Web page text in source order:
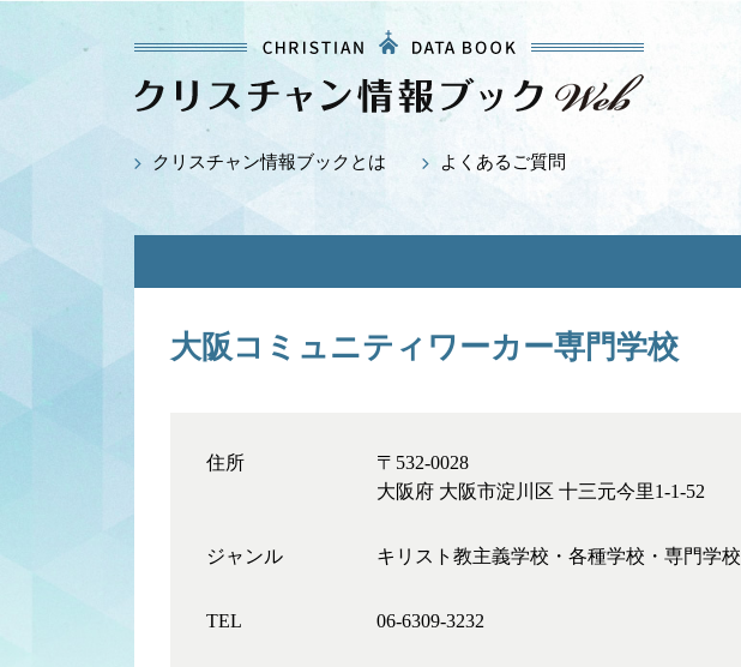
クリスチャン情報ブックとは よくあるご質問
大阪コミュニティワーカー専門学校
住所
〒532-0028
大阪府 大阪市淀川区 十三元今里1-1-52
ジャンル キリスト教主義学校・各種学校・専門学校
TEL 06-6309-3232